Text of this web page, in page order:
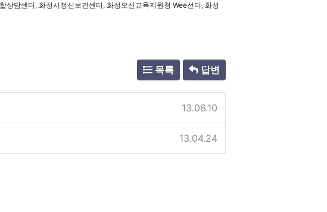
담센터, 화성시정신보건센터, 화성오산교육지원청 Wee선터, 화성
목록 답변
13.06.10
13.04.24